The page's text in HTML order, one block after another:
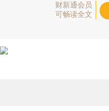
财新通会员
可畅读全文